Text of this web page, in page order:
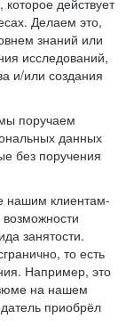
действует
Делаем это,
знаний или
исследований,
и/или создания
поручаем
данных
без поручения
нашим клиентам-
занятости.
то есть
Например, это
на нашем
приобрёл